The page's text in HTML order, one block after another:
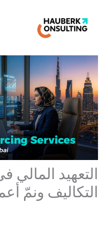
إلى
المحتوى
التعهيد
التكاليف ونمّ